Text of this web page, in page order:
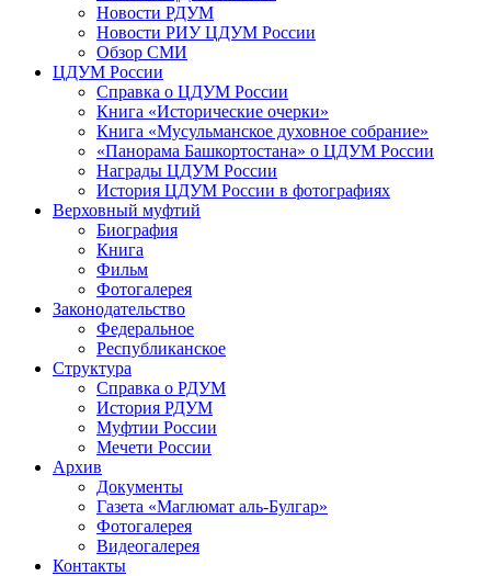
Новости РДУМ
Новости РИУ ЦДУМ России
Обзор СМИ
ЦДУМ России
Справка о ЦДУМ России
Книга «Исторические очерки»
Книга «Мусульманское духовное собрание»
«Панорама Башкортостана» о ЦДУМ России
Награды ЦДУМ России
История ЦДУМ России в фотографиях
Верховный муфтий
Биография
Книга
Фильм
Фотогалерея
Законодательство
Федеральное
Республиканское
Структура
Справка о РДУМ
История РДУМ
Муфтии России
Мечети России
Архив
Документы
Газета «Маглюмат аль-Булгар»
Фотогалерея
Видеогалерея
Контакты